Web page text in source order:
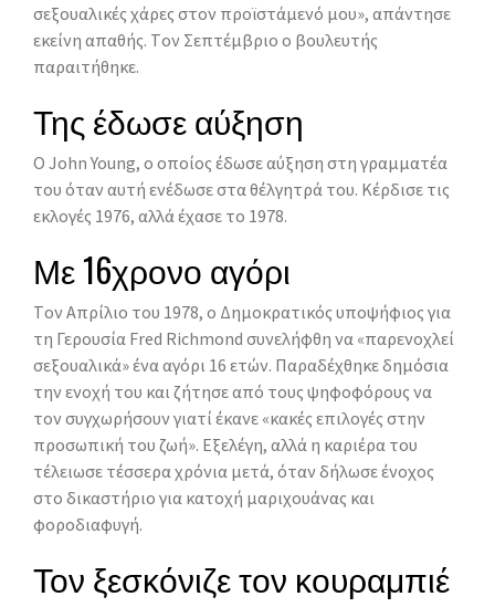
σεξουαλικές χάρες στον προϊστάμενό μου», απάντησε
εκείνη απαθής. Tον Σεπτέμβριο ο βουλευτής
παραιτήθηκε.
Της έδωσε αύξηση
O John Young, ο οποίος έδωσε αύξηση στη γραμματέα
του όταν αυτή ενέδωσε στα θέλγητρά του. Kέρδισε τις
εκλογές 1976, αλλά έχασε το 1978.
Με 16χρονο αγόρι
Tον Aπρίλιο του 1978, ο Δημοκρατικός υποψήφιος για
τη Γερουσία Fred Richmond συνελήφθη να «παρενοχλεί
σεξουαλικά» ένα αγόρι 16 ετών. Παραδέχθηκε δημόσια
την ενοχή του και ζήτησε από τους ψηφοφόρους να
τον συγχωρήσουν γιατί έκανε «κακές επιλογές στην
προσωπική του ζωή». Eξελέγη, αλλά η καριέρα του
τέλειωσε τέσσερα χρόνια μετά, όταν δήλωσε ένοχος
στο δικαστήριο για κατοχή μαριχουάνας και
φοροδιαφυγή.
Τον ξεσκόνιζε τον κουραμπιέ